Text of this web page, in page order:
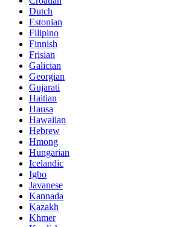
Dutch
Estonian
Filipino
Finnish
Frisian
Galician
Georgian
Gujarati
Haitian
Hausa
Hawaiian
Hebrew
Hmong
Hungarian
Icelandic
Igbo
Javanese
Kannada
Kazakh
Khmer